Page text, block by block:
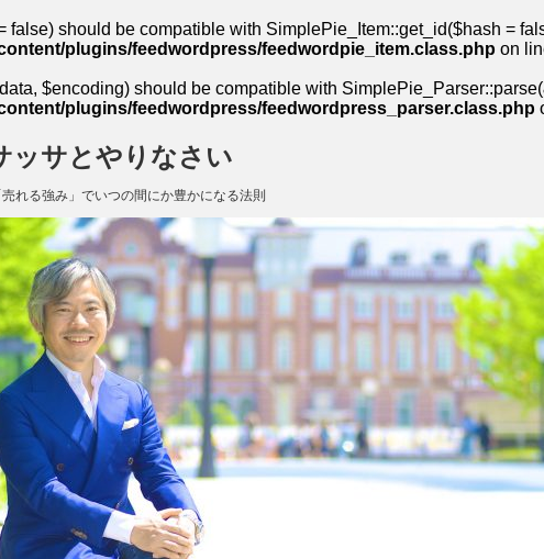
should be compatible with SimplePie_Item::get_id($hash =
plugins/feedwordpress/feedwordpie_item.class.php on
$encoding) should be compatible with
plugins/feedwordpress/feedwordpress_parser.class.php
ッサとやりなさい
れる強み」でいつの間にか豊かになる法則